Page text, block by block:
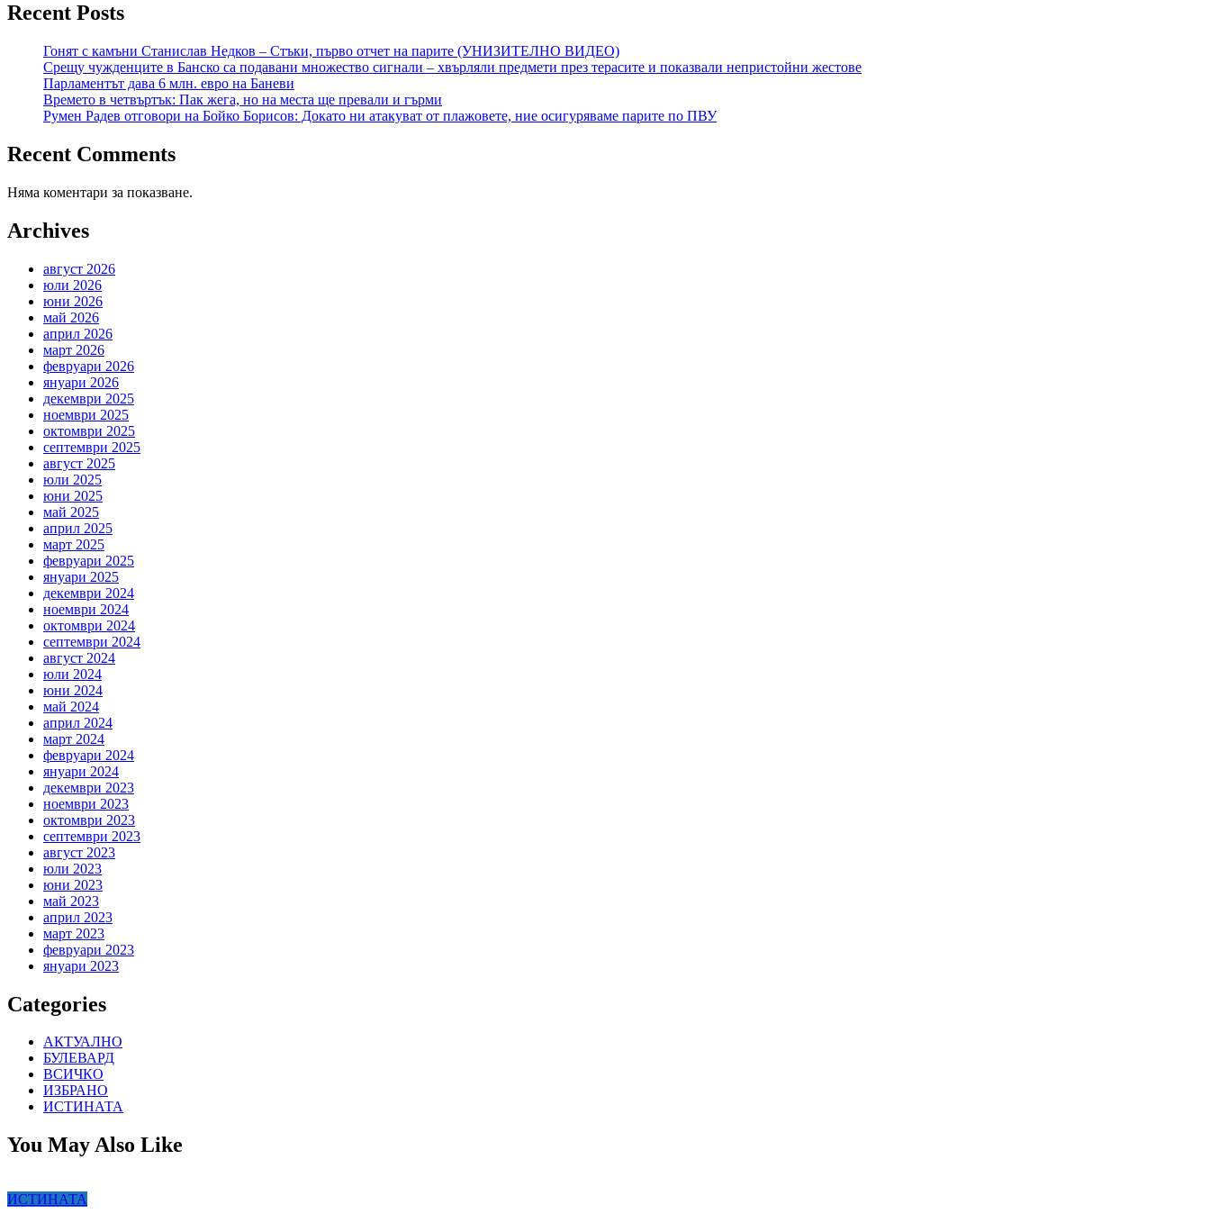
Recent Posts
Гонят с камъни Станислав Недков – Стъки, първо отчет на парите (УНИЗИТЕЛНО ВИДЕО)
Срещу чужденците в Банско са подавани множество сигнали – хвърляли предмети през терасите и показвали непристойни жестове
Парламентът дава 6 млн. евро на Баневи
Времето в четвъртък: Пак жега, но на места ще превали и гърми
Румен Радев отговори на Бойко Борисов: Докато ни атакуват от плажовете, ние осигуряваме парите по ПВУ
Recent Comments
Няма коментари за показване.
Archives
август 2026
юли 2026
юни 2026
май 2026
април 2026
март 2026
февруари 2026
януари 2026
декември 2025
ноември 2025
октомври 2025
септември 2025
август 2025
юли 2025
юни 2025
май 2025
април 2025
март 2025
февруари 2025
януари 2025
декември 2024
ноември 2024
октомври 2024
септември 2024
август 2024
юли 2024
юни 2024
май 2024
април 2024
март 2024
февруари 2024
януари 2024
декември 2023
ноември 2023
октомври 2023
септември 2023
август 2023
юли 2023
юни 2023
май 2023
април 2023
март 2023
февруари 2023
януари 2023
Categories
АКТУАЛНО
БУЛЕВАРД
ВСИЧКО
ИЗБРАНО
ИСТИНАТА
You May Also Like
ИСТИНАТА